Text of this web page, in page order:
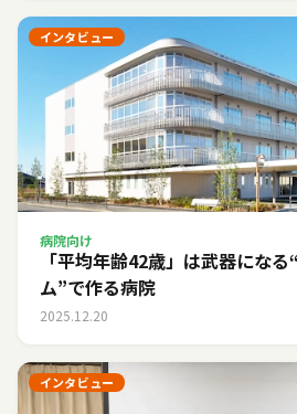
インタビュー
病院向け
「平均年齢42歳」は武器になる
ム”で作る病院
2025.12.20
インタビュー